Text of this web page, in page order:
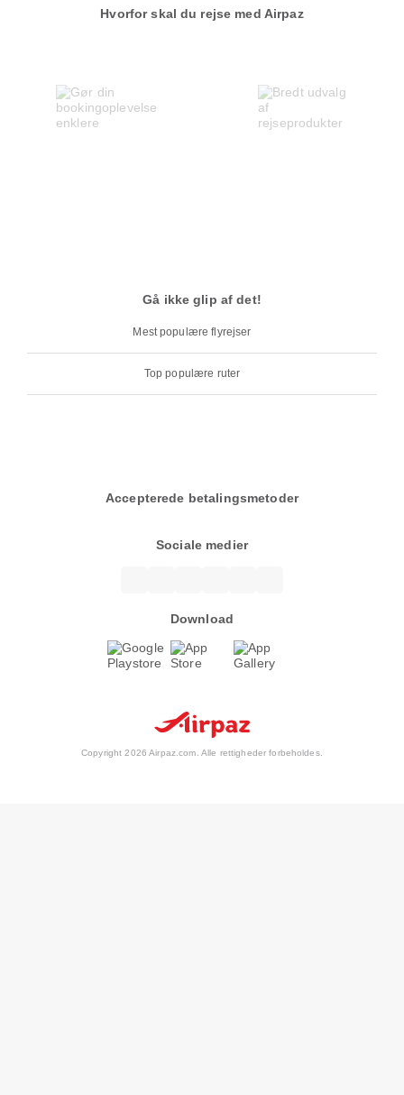
Hvorfor skal du rejse med Airpaz
Gå ikke glip af det!
Mest populære flyrejser
Top populære ruter
Accepterede betalingsmetoder
Sociale medier
Download
Copyright 2026 Airpaz.com. Alle rettigheder forbeholdes.